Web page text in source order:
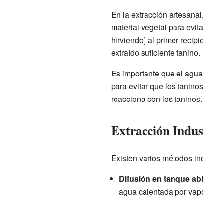
En la extracción
material vegetal para
hirviendo) al primer
extraído suficiente tanino.
Es importante que el
para evitar que los
reacciona con los taninos.
Extracción
Existen varios métodos
Difusión en tanque
agua calentada por